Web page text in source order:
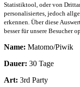
Statistiktool, oder von
personalisiertes, jedoch
erkennen. Über diese
besser für unsere Besucher
Name: Matomo/Piwik
Dauer: 30 Tage
Art: 3rd Party